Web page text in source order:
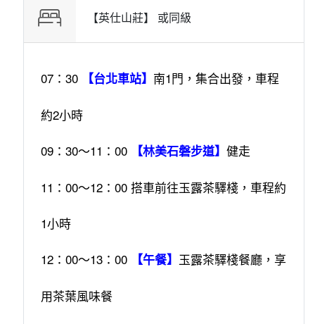
【英仕山莊】 或同級
07：30 【台北車站】 南1門，集合出發，車程
約2小時
09：30～11：00 【林美石磐步道】 健走
11：00～12：00 搭車前往玉露茶驛棧，車程約
1小時
12：00～13：00 【午餐】 玉露茶驛棧餐廳，享
用茶葉風味餐